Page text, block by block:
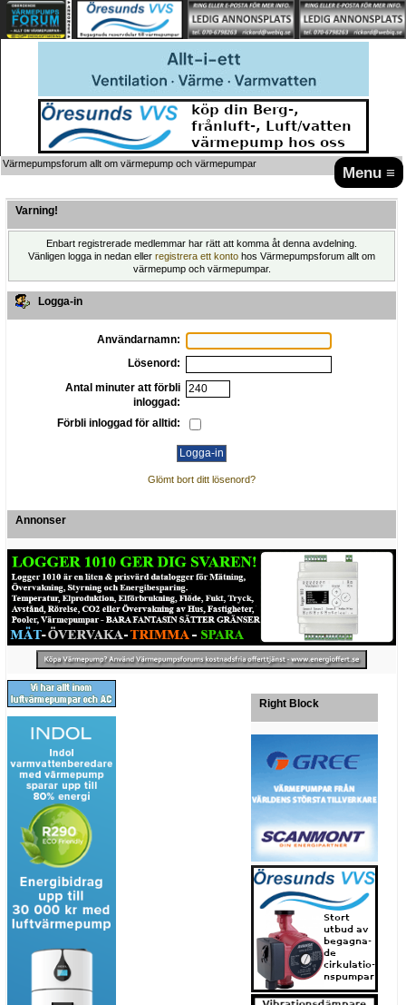
Menu ≡
Värmepumpsforum allt om värmepump och värmepumpar
Varning!
Enbart registrerade medlemmar har rätt att komma åt denna avdelning.
Vänligen logga in nedan eller registrera ett konto hos Värmepumpsforum allt om
värmepump och värmepumpar.
Logga-in
Användarnamn:
Lösenord:
Antal minuter att förbli
inloggad:
Förbli inloggad för alltid:
Glömt bort ditt lösenord?
Annonser
Right Block